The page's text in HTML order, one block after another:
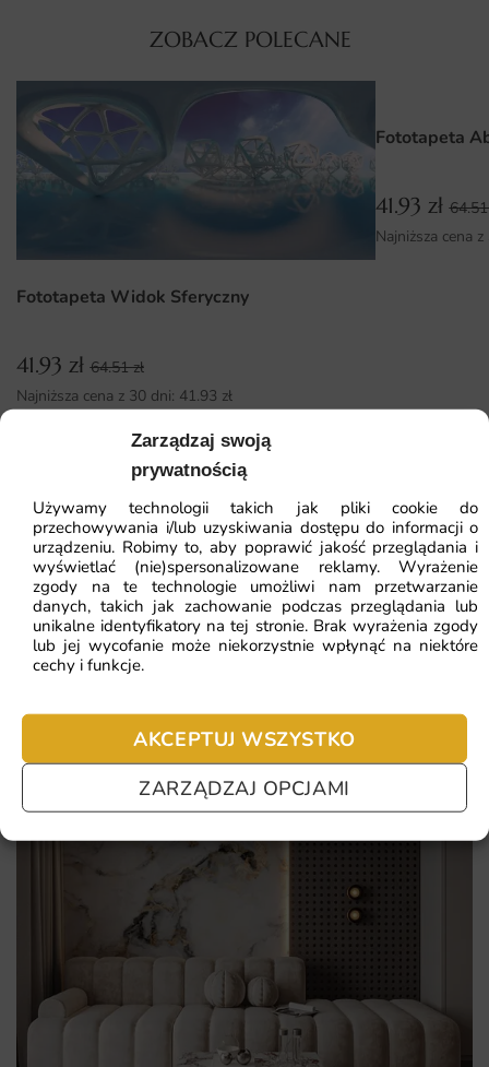
Zarządzaj swoją
prywatnością
Używamy technologii takich jak pliki cookie do
przechowywania i/lub uzyskiwania dostępu do informacji o
urządzeniu. Robimy to, aby poprawić jakość przeglądania i
wyświetlać (nie)spersonalizowane reklamy. Wyrażenie
zgody na te technologie umożliwi nam przetwarzanie
danych, takich jak zachowanie podczas przeglądania lub
unikalne identyfikatory na tej stronie. Brak wyrażenia zgody
lub jej wycofanie może niekorzystnie wpłynąć na niektóre
cechy i funkcje.
AKCEPTUJ WSZYSTKO
ZARZĄDZAJ OPCJAMI
dopasować kompozycję zarówno do niewielkich, jak i
wyjątkowo dużych powierzchni.
Do przyklejenia wystarczy klej do tapet wymagających,
równa ściana oraz odrobina cierpliwości – instrukcja krok
po kroku ułatwia całą pracę. Cały proces jest przyjazny
nawet dla osób, które po raz pierwszy stykają się z
Decyzja o zamówieniu fototapety Brudna Biel to wybór
dekoracji, która łączy estetykę z trwałością na wiele lat.
Połączenie estetyki, trwałości oraz wygodnej produkcji na
wymiar sprawia, że dekoracja posłuży przez wiele lat.
typowych aranżacji
Wysoka rozdzielczość wydruku i staranne odwzorowanie
kolorów
Materiał odporny na blaknięcie i codzienne użytkowanie
Produkcja na wymiar – fototapeta dopasowana do każdej
ZOBACZ POLECANE
Fototapeta Widok Sferyczny
41.93 zł 64.51zł
Najniższa cena z 30 dni: 41.93 zł
Fototapeta
41.93 zł
Najniższa cena
ZOBACZ WSZYSTKIE
Najczęściej zadawane pytania
Pomagamy i doradzamy przy każdym zakupie. Ale jeżeli
nie chcesz czekać – sprawdź najczęściej zadawane pytania.